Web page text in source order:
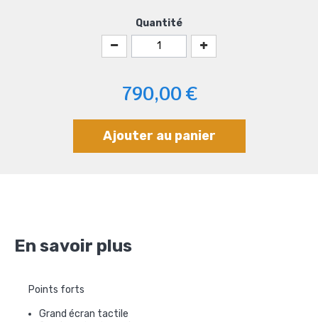
Quantité
790,00 €
Ajouter au panier
En savoir plus
Points forts
Grand écran tactile